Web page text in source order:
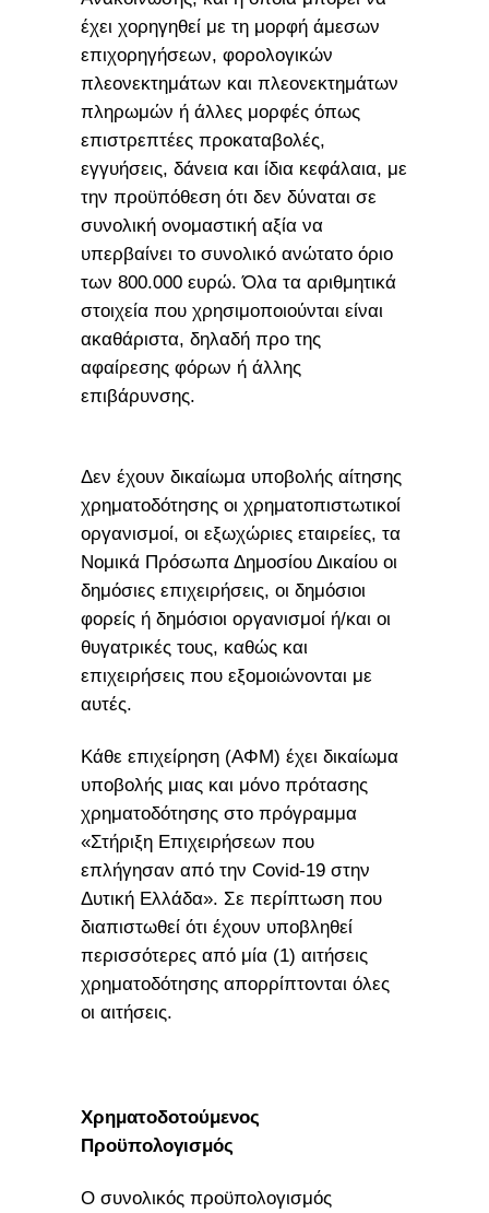
έχει χορηγηθεί με τη μορφή άμεσων
επιχορηγήσεων, φορολογικών
πλεονεκτημάτων και πλεονεκτημάτων
πληρωμών ή άλλες μορφές όπως
επιστρεπτέες προκαταβολές,
εγγυήσεις, δάνεια και ίδια κεφάλαια, με
την προϋπόθεση ότι δεν δύναται σε
συνολική ονομαστική αξία να
υπερβαίνει το συνολικό ανώτατο όριο
των 800.000 ευρώ. Όλα τα αριθμητικά
στοιχεία που χρησιμοποιούνται είναι
ακαθάριστα, δηλαδή προ της
αφαίρεσης φόρων ή άλλης
επιβάρυνσης.
Δεν έχουν δικαίωμα υποβολής αίτησης
χρηματοδότησης οι χρηματοπιστωτικοί
οργανισμοί, οι εξωχώριες εταιρείες, τα
Νομικά Πρόσωπα Δημοσίου Δικαίου οι
δημόσιες επιχειρήσεις, οι δημόσιοι
φορείς ή δημόσιοι οργανισμοί ή/και οι
θυγατρικές τους, καθώς και
επιχειρήσεις που εξομοιώνονται με
αυτές.
Κάθε επιχείρηση (ΑΦΜ) έχει δικαίωμα
υποβολής μιας και μόνο πρότασης
χρηματοδότησης στο πρόγραμμα
«Στήριξη Επιχειρήσεων που
επλήγησαν από την Covid-19 στην
Δυτική Ελλάδα». Σε περίπτωση που
διαπιστωθεί ότι έχουν υποβληθεί
περισσότερες από μία (1) αιτήσεις
χρηματοδότησης απορρίπτονται όλες
οι αιτήσεις.
Χρηματοδοτούμενος
Προϋπολογισμός
Ο συνολικός προϋπολογισμός